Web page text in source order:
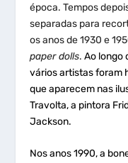
época. Tempos
separadas para
os anos de 1930 e
paper dolls.Ao longo
vários artistas foram
que aparecem nas
Travolta, a pintora
Jackson.
Nos anos 1990, a